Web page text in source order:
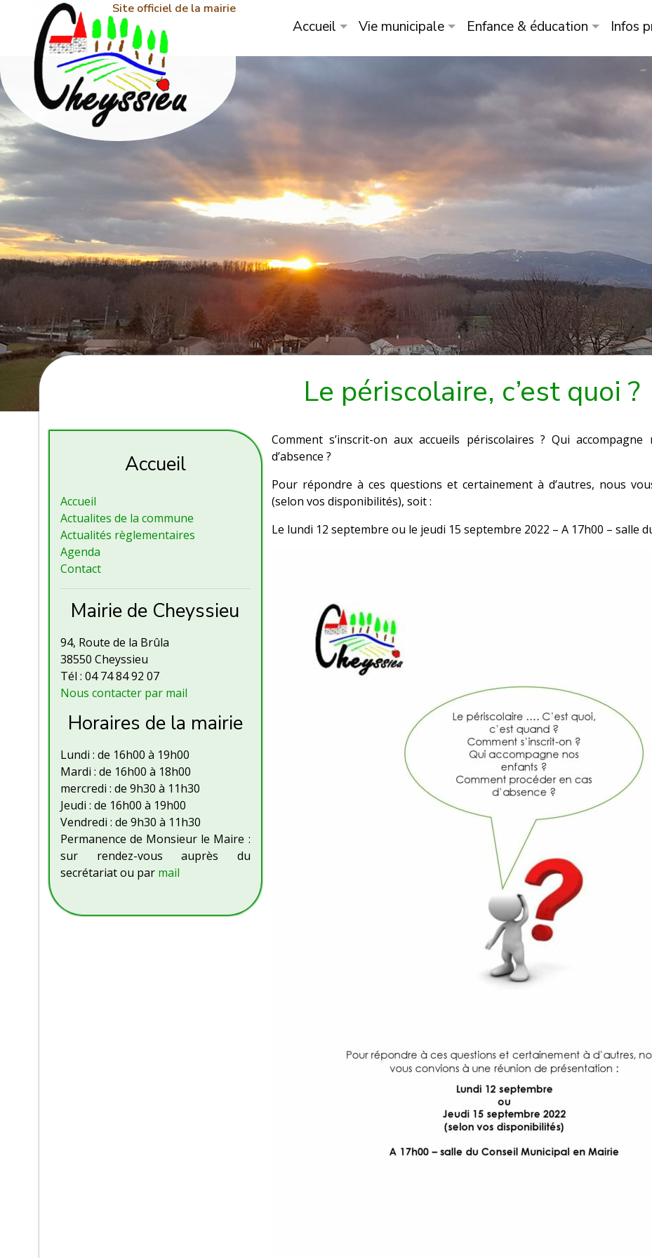
Site officiel de la mairie
Accueil Vie municipale Enfance & éducation Infos
Le périscolaire, c’est quoi ?
Accueil
Accueil
Actualites de la commune
Actualités règlementaires
Agenda
Contact
Mairie de Cheyssieu
94, Route de la Brûla
38550 Cheyssieu
Tél : 04 74 84 92 07
Nous contacter par mail
Horaires de la mairie
Lundi : de 16h00 à 19h00
Mardi : de 16h00 à 18h00
mercredi : de 9h30 à 11h30
Jeudi : de 16h00 à 19h00
Vendredi : de 9h30 à 11h30
Permanence de Monsieur le Maire :
sur rendez-vous auprès du
secrétariat ou par mail
Comment s’inscrit-on aux accueils périscolaires ? Qui
d’absence ?
Pour répondre à ces questions et certainement à d’autres, nous
(selon vos disponibilités), soit :
Le lundi 12 septembre ou le jeudi 15 septembre 2022 – A 17h00 – salle